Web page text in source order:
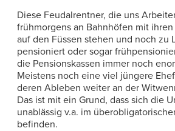
Diese Feudalrentner, die uns
frühmorgens an Bahnhöfen mit
auf den Füssen stehen und noch zu
pensioniert oder sogar
die Pensionskassen immer noch
Meistens noch eine viel jüngere
deren Ableben weiter an der
Das ist mit ein Grund, dass sich die
unablässig v.a. im
befinden.